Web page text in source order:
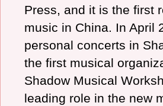
Press, and it is the first
music in China. In April
personal concerts in
the first musical
Shadow Musical
leading role in the new